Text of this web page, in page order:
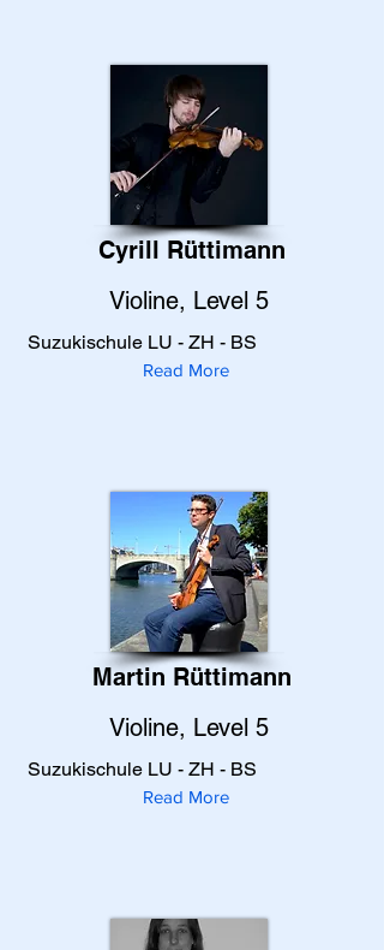
Cyrill Rüttimann
Violine, Level 5
Suzukischule LU - ZH - BS
Read More
Martin Rüttimann
Violine, Level 5
Suzukischule LU - ZH - BS
Read More